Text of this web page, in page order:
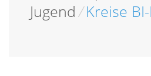
Jugend/Kreise